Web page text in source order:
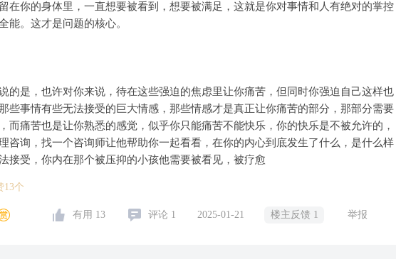
在你的身体里，一直想要被看到，想要被满足，这就是你对事情和人有绝对的掌控
能。这才是问题的核心。
的是，也许对你来说，待在这些强迫的焦虑里让你痛苦，但同时你强迫自己这样也
些事情有些无法接受的巨大情感，那些情感才是真正让你痛苦的部分，那部分需要
而痛苦也是让你熟悉的感觉，似乎你只能痛苦不能快乐，你的快乐是不被允许的，
咨询，找一个咨询师让他帮助你一起看看，在你的内心到底发生了什么，是什么样
接受，你内在那个被压抑的小孩他需要被看见，被疗愈
13个
有用 13 评论 1 2025-01-21 楼主反馈 1 举报